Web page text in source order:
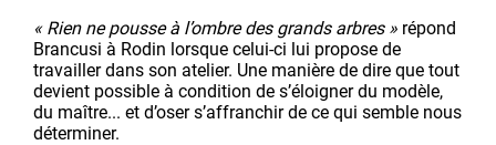
« Rien ne pousse à l’ombre des grands arbres » répond
Brancusi à Rodin lorsque celui-ci lui propose de
travailler dans son atelier. Une manière de dire que tout
devient possible à condition de s’éloigner du modèle,
du maître... et d’oser s’affranchir de ce qui semble nous
déterminer.